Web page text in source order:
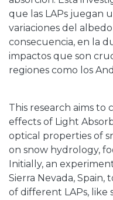
que las LAPs juegan
variaciones del
consecuencia, en la
impactos que son
regiones como los
This research aims to
effects of Light
optical properties of
on snow hydrology,
Initially, an
Sierra Nevada,
of different LAPs, like